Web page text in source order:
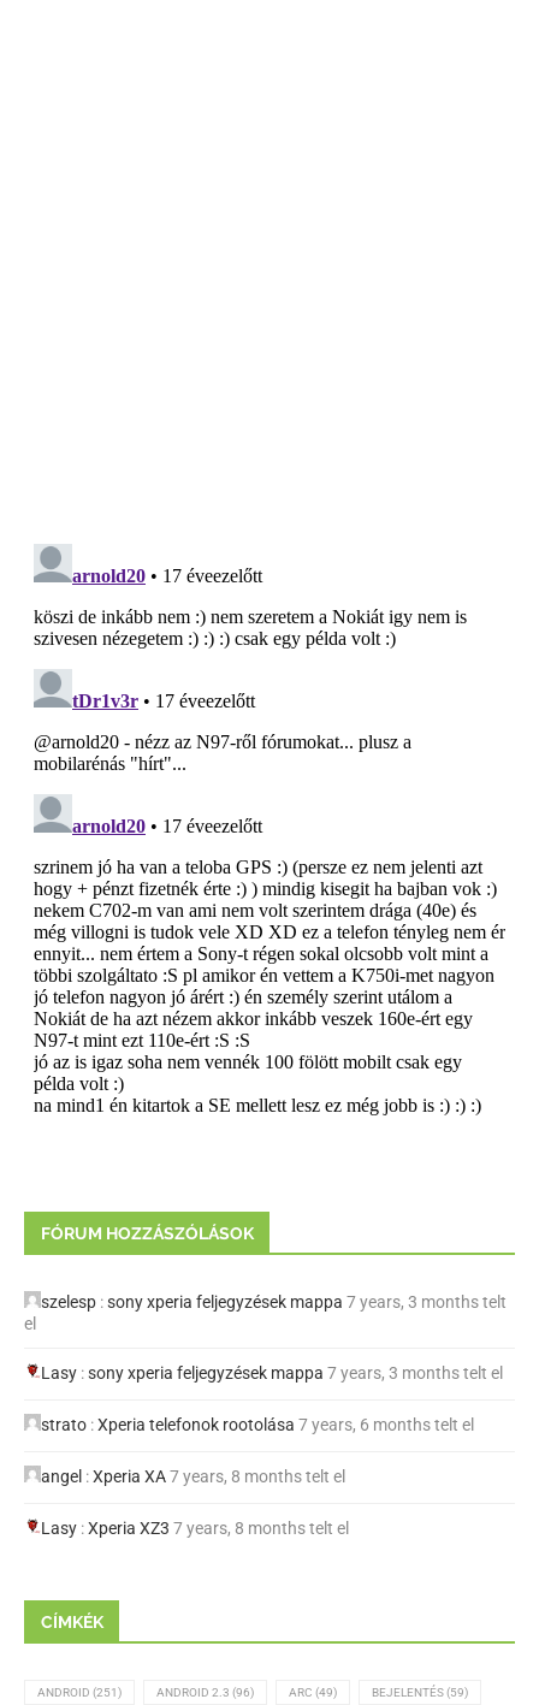
FÓRUM HOZZÁSZÓLÁSOK
szelesp :sony xperia feljegyzések mappa 7 years, 3 months telt
el
Lasy :sony xperia feljegyzések mappa 7 years, 3 months telt el
strato :Xperia telefonok rootolása 7 years, 6 months telt el
angel :Xperia XA7 years, 8 months telt el
Lasy :Xperia XZ3 7 years, 8 months telt el
CÍMKÉK
ANDROID (251) ANDROID 2.3 (96) ARC (49) BEJELENTÉS(59)